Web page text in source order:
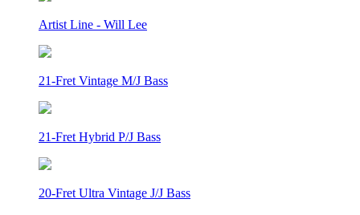
Artist Line - Will Lee
21-Fret Vintage M/J Bass
21-Fret Hybrid P/J Bass
20-Fret Ultra Vintage J/J Bass